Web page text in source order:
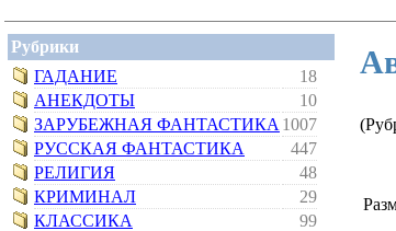
Рубрики
ГАДАНИЕ
18
АНЕКДОТЫ
10
ЗАРУБЕЖНАЯ ФАНТАСТИКА 1007
РУССКАЯ ФАНТАСТИКА
447
РЕЛИГИЯ
48
КРИМИНАЛ
29
КЛАССИКА
99